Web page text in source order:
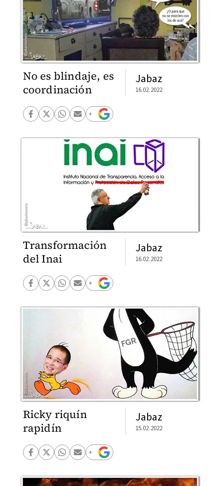
No es blindaje, es
coordinación
Jabaz
16.02.2022
Transformación
del Inai
Jabaz
16.02.2022
Ricky riquín
rapidín
Jabaz
15.02.2022